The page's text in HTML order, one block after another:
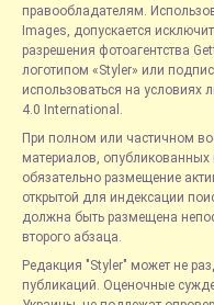
правообладателям.
Images, допускается
разрешения фотоагентства
логотипом «Styler» или
использоваться на условиях
4.0 International.
При полном или частичном
материалов, опубликованных
обязательно размещение
открытой для индексации
должна быть размещена
второго абзаца.
Редакция "Styler" может не
публикаций. Оценочные